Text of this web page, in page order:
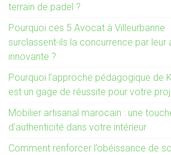
terrain de padel ?
Pourquoi ces 5 Avocat à Villeurbanne
surclassent-ils la concurrence par leur
innovante ?
Pourquoi l’approche pédagogique de
est un gage de réussite pour votre
Mobilier artisanal marocain : une
d’authenticité dans votre intérieur
Comment renforcer l’obéissance de